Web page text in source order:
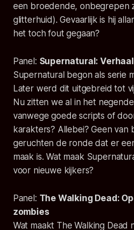
een broedende, onbegrepen
glitterhuid). Gevaarlijk is hij
het toch fout gegaan?
Panel: Supernatural:
Supernatural begon als serie
Later werd dit uitgebreid tot
Nu zitten we al in het
vanwege goede scripts of
karakters? Allebei? Geen van
geruchten de ronde dat er
maak is. Wat maak
voor nieuwe kijkers?
Panel: The Walking Dead:
zombies
Wat maakt The Walking Dead